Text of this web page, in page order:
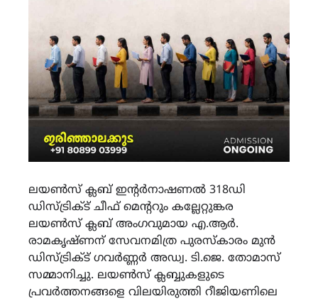
ലയണ്‍സ് ക്ലബ് ഇന്റര്‍നാഷണല്‍ 318ഡി
ഡിസ്ട്രിക്ട് ചീഫ് മെന്ററും കല്ലേറ്റുങ്കര
ലയണ്‍സ് ക്ലബ് അംഗവുമായ എ.ആര്‍.
രാമകൃഷ്ണന് സേവനമിത്ര പുരസ്‌കാരം മുന്‍
ഡിസ്ട്രിക്ട് ഗവര്‍ണ്ണര്‍ അഡ്വ. ടി.ജെ. തോമാസ്
സമ്മാനിച്ചു. ലയണ്‍സ് ക്ലബ്ബുകളുടെ
പ്രവര്‍ത്തനങ്ങളെ വിലയിരുത്തി റീജിയണിലെ